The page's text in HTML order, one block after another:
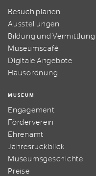
Besuch planen
Ausstellungen
Bildung und Vermittlung
Museumscafé
Digitale Angebote
Hausordnung
MUSEUM
Engagement
Förderverein
Ehrenamt
Jahresrückblick
Museumsgeschichte
Preise